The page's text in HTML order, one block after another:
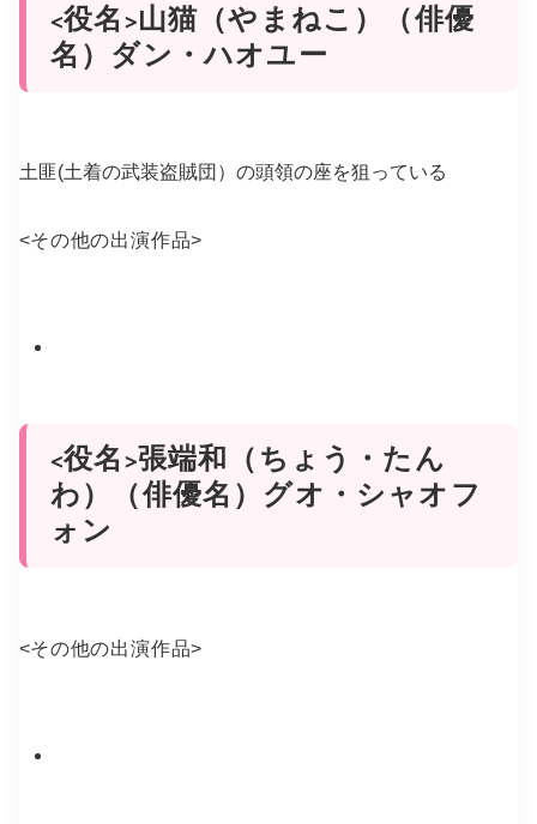
<役名>山猫（やまねこ）（俳優
名）ダン・ハオユー
土匪(土着の武装盗賊団）の頭領の座を狙っている
<その他の出演作品>
<役名>張端和（ちょう・たん
わ）（俳優名）グオ・シャオフ
ォン
<その他の出演作品>